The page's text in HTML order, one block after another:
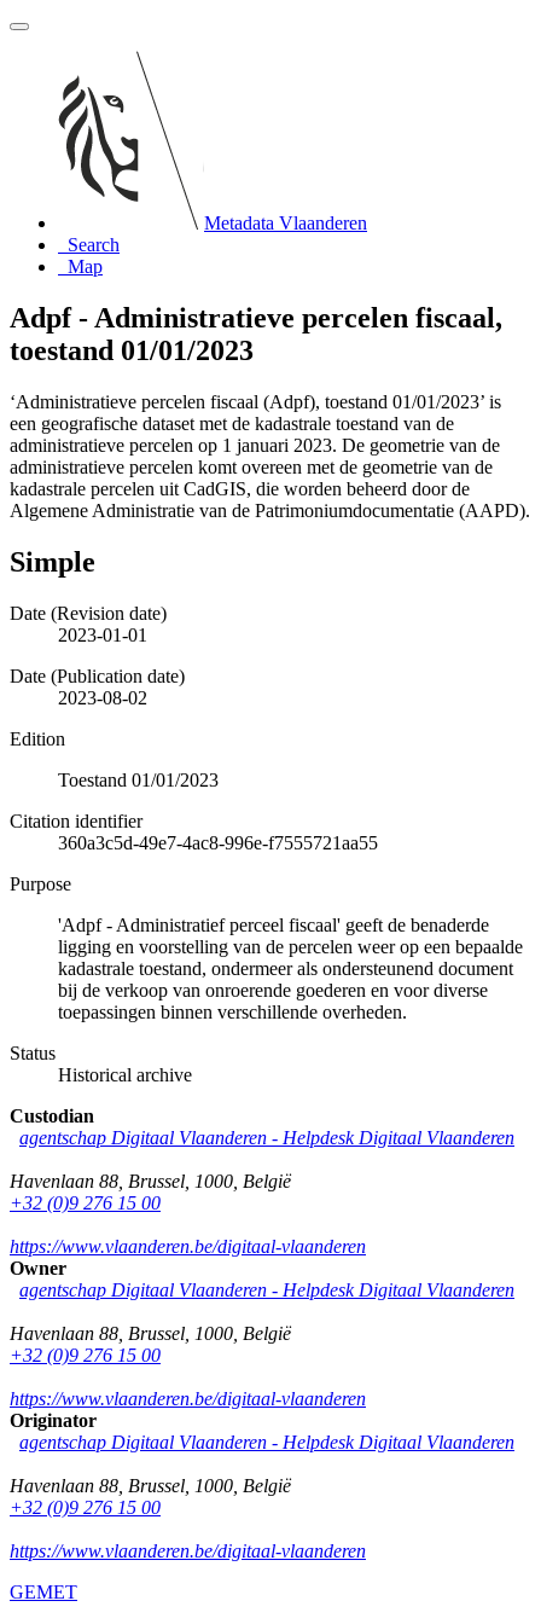
Metadata Vlaanderen
Search
Map
Adpf - Administratieve percelen fiscaal,
toestand 01/01/2023
‘Administratieve percelen fiscaal (Adpf), toestand 01/01/2023’ is
een geografische dataset met de kadastrale toestand van de
administratieve percelen op 1 januari 2023. De geometrie van de
administratieve percelen komt overeen met de geometrie van de
kadastrale percelen uit CadGIS, die worden beheerd door de
Algemene Administratie van de Patrimoniumdocumentatie (AAPD).
Simple
Date (Revision date)
2023-01-01
Date (Publication date)
2023-08-02
Edition
Toestand 01/01/2023
Citation identifier
360a3c5d-49e7-4ac8-996e-f7555721aa55
Purpose
'Adpf - Administratief perceel fiscaal' geeft de benaderde
ligging en voorstelling van de percelen weer op een bepaalde
kadastrale toestand, ondermeer als ondersteunend document
bij de verkoop van onroerende goederen en voor diverse
toepassingen binnen verschillende overheden.
Status
Historical archive
Custodian
agentschap Digitaal Vlaanderen - Helpdesk Digitaal Vlaanderen
Havenlaan 88 Brussel 1000 België
+32 (0)9 276 15 00
https://www.vlaanderen.be/digitaal-vlaanderen
Owner
agentschap Digitaal Vlaanderen - Helpdesk Digitaal Vlaanderen
Havenlaan 88 Brussel 1000 België
+32 (0)9 276 15 00
https://www.vlaanderen.be/digitaal-vlaanderen
Originator
agentschap Digitaal Vlaanderen - Helpdesk Digitaal Vlaanderen
Havenlaan 88 Brussel 1000 België
+32 (0)9 276 15 00
https://www.vlaanderen.be/digitaal-vlaanderen
GEMET